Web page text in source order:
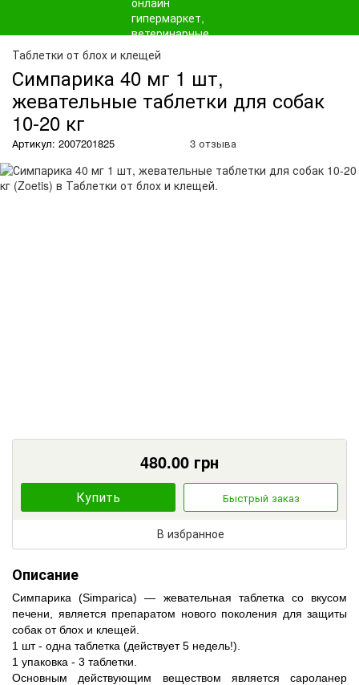
Таблетки от блох и клещей
Симпарика 40 мг 1 шт,
жевательные таблетки для собак
10-20 кг
Артикул: 2007201825 3 отзыва
480.00 грн
Купить Быстрый заказ
В избранное
Описание
Симпарика (Simparica) ― жевательная таблетка со вкусом
печени, является препаратом нового поколения для защиты
собак от блох и клещей.
1 шт - одна таблетка (действует 5 недель!).
1 упаковка - 3 таблетки.
Основным действующим веществом является сароланер